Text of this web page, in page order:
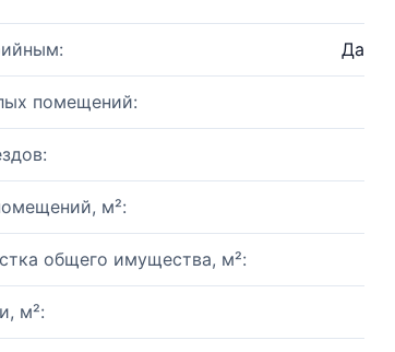
Да
помещений:
м²:
общего имущества, м²:
м²: